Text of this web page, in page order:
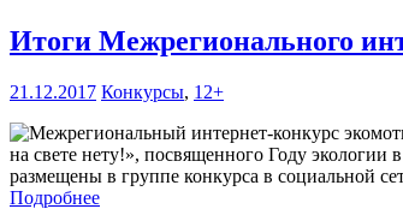
Итоги Межрегионального
21.12.2017 Конкурсы, 12+
на свете нету!», посвященного Году экологии
размещены в группе конкурса в социальной
Подробнее